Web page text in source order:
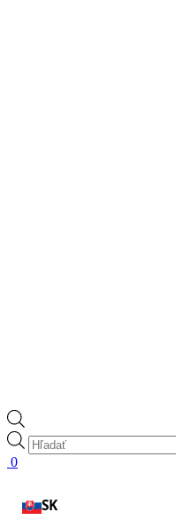
Products
search
0
SK